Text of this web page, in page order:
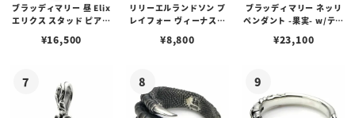
ブラッディマリー 昼 Elix
エリクス スタッド ピアス
¥16,500
リリーエルランドソン プ
レイフォー ヴィーナスチ
¥8,800
ブラッディマリー ネッリ
ペンダント -果実- w/ティ
¥23,100